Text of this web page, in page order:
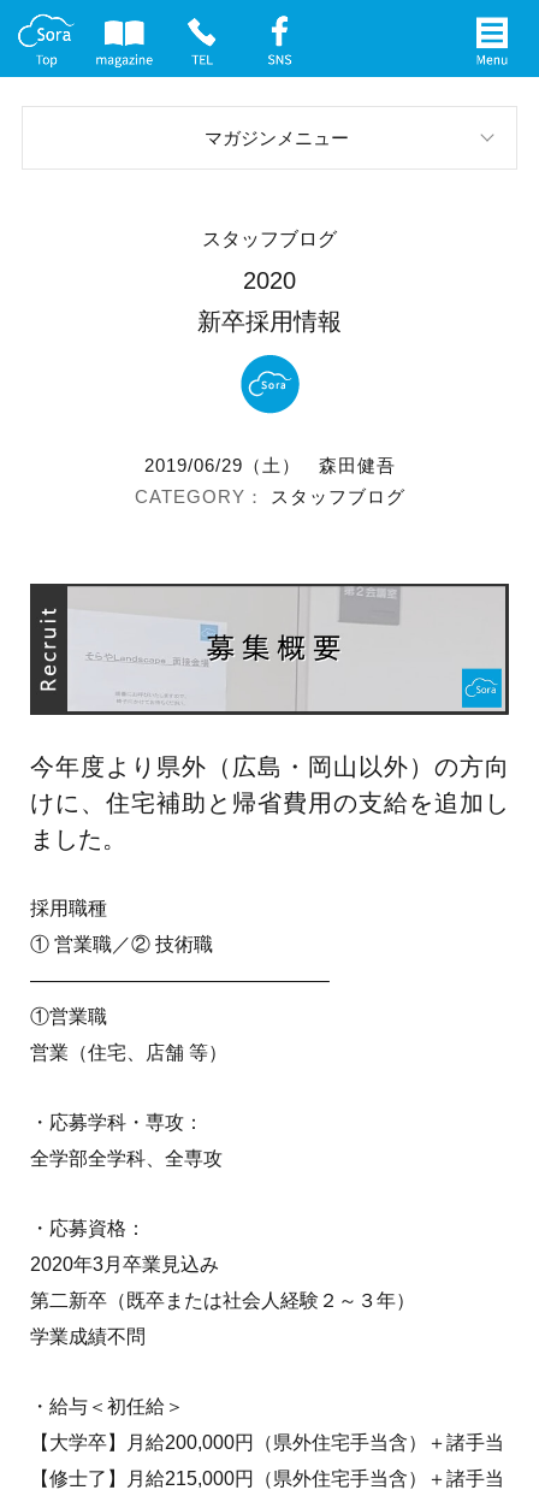
マガジンメニュー
イベント案内
メディア情報
スタッフブログ
2020
新卒採用情報
2019/06/29（土）
森田健吾
スタッフブログ
今年度より県外（広島・岡山以外）の方向
けに、住宅補助と帰省費用の支給を追加し
ました。
採用職種
① 営業職／② 技術職
———————————————–
①営業職
営業（住宅、店舗 等）
・応募学科・専攻：
全学部全学科、全専攻
・応募資格：
2020年3月卒業見込み
第二新卒（既卒または社会人経験２～３年）
学業成績不問
・給与＜初任給＞
【大学卒】月給200,000円（県外住宅手当含）＋諸手当
【修士了】月給215,000円（県外住宅手当含）＋諸手当